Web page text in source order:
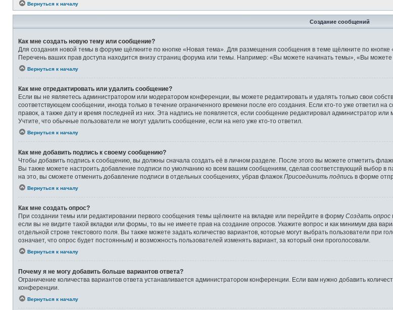
Вернуться к началу
Создание сообщений
Как мне создать новую тему или сообщение?
Для создания новой темы в форуме щёлкните по кнопке «Новая тема». Для размещения сообщения в теме щёлкните по
Перечень ваших прав доступа находится внизу страниц форума или темы. Например: «Вы можете начинать темы», «Вы можете
Вернуться к началу
Как мне отредактировать или удалить сообщение?
Если вы не являетесь администратором или модератором конференции, вы можете редактировать и удалять только свои
соответствующем сообщении, иногда только в течение ограниченного времени после его создания. Если кто-то уже ответил
правок, а также дату и время последней из них. Эта надпись не появляется, если сообщение редактировал администратор
Учтите, что обычные пользователи не могут удалить сообщение, если на него уже кто-то ответил.
Вернуться к началу
Как мне добавить подпись к своему сообщению?
Чтобы добавить подпись к сообщению, вы должны сначала создать её в личном разделе. После этого вы можете отметить
Вы также можете настроить добавление подписи по умолчанию ко всем вашим сообщениям, сделав соответствующий выбор
на это, вы сможете отменить добавление подписи в отдельных сообщениях, убрав флажок Присоединить подпись в форме
Вернуться к началу
Как мне создать опрос?
При создании темы или редактировании первого сообщения темы щёлкните на вкладке или перейдите в форму Создать опрос
если вы не видите такой вкладки или формы, то вы не имеете прав на создание опросов. Укажите вопрос и как минимум два
отдельной строке текстового поля. Вы также можете задать количество вариантов, которые могут выбрать пользователи
означает, что опрос будет постоянным) и возможность пользователей изменять вариант, за который они проголосовали.
Вернуться к началу
Почему я не могу добавить больше вариантов ответа?
Ограничение количества вариантов ответа устанавливается администратором конференции. Если вам нужно добавить
конференции.
Вернуться к началу